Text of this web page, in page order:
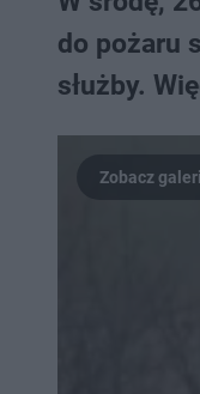
do pożaru
służby.